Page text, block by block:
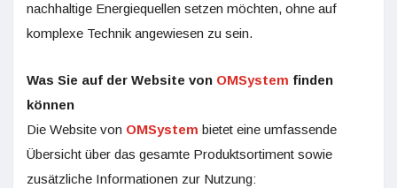
nachhaltige Energiequellen setzen möchten, ohne auf
komplexe Technik angewiesen zu sein.
Was Sie auf der Website von OMSystem finden
können
Die Website von OMSystem bietet eine umfassende
Übersicht über das gesamte Produktsortiment sowie
zusätzliche Informationen zur Nutzung: